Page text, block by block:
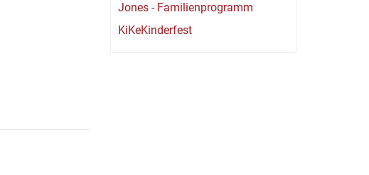
Jones - Familienprogramm
KiKeKinderfest